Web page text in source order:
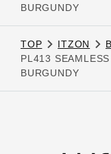
BURGUNDY
TOP ITZON
PL413
BURGUNDY